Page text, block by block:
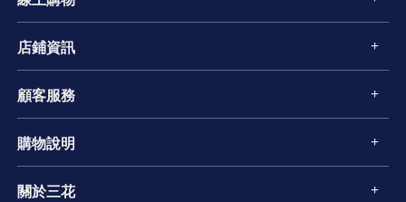
店鋪資訊
顧客服務
購物說明
關於三花